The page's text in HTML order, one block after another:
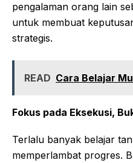
pengalaman orang lain
untuk membuat
strategis.
READ Cara Belajar
Fokus pada Eksekusi,
Terlalu banyak belajar
memperlambat progres.